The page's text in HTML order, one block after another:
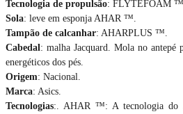
Tecnologia de propulsão: FLYTEFOAM ™.
Sola: leve em esponja AHAR ™.
Tampão de calcanhar: AHARPLUS ™.
Cabedal: malha Jacquard. Mola no antepé
energéticos dos pés.
Origem: Nacional.
Marca: Asics.
Tecnologias:. AHAR ™: A tecnologia do